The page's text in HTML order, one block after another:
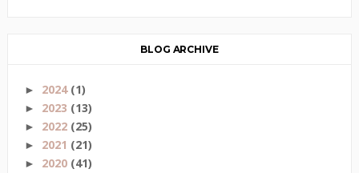
BLOG ARCHIVE
► 2024 (1)
► 2023 (13)
► 2022 (25)
► 2021 (21)
► 2020 (41)